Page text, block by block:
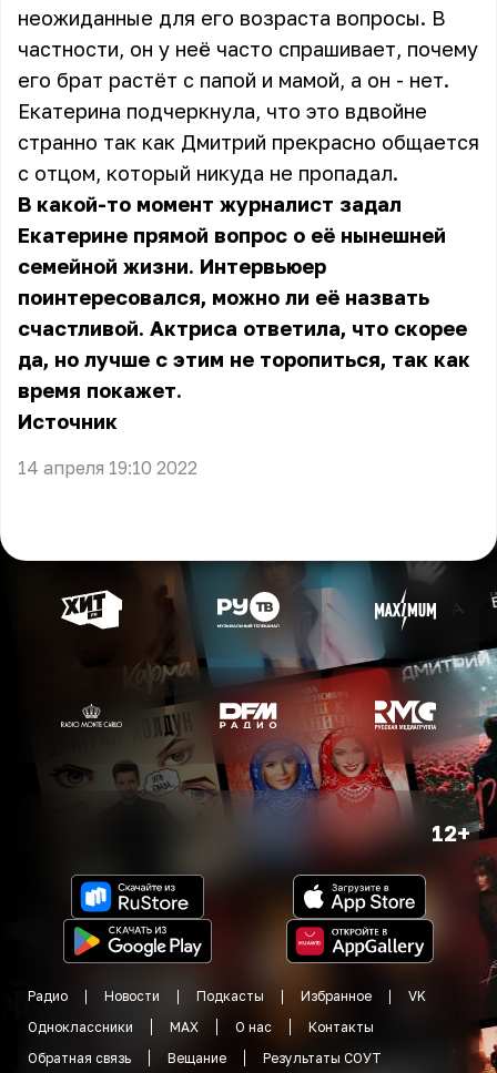
неожиданные для его возраста вопросы. В
частности, он у неё часто спрашивает, почему
его брат растёт с папой и мамой, а он - нет.
Екатерина подчеркнула, что это вдвойне
странно так как Дмитрий прекрасно общается
с отцом, который никуда не пропадал.
В какой-то момент журналист задал
Екатерине прямой вопрос о её нынешней
семейной жизни. Интервьюер
поинтересовался, можно ли её назвать
счастливой. Актриса ответила, что скорее
да, но лучше с этим не торопиться, так как
время покажет.
Источник
14 апреля 19:10 2022
12+
Радио Новости Подкасты Избранное
VK
Одноклассники
MAX О нас
Контакты
Обратная связь
Вещание Результаты СОУТ